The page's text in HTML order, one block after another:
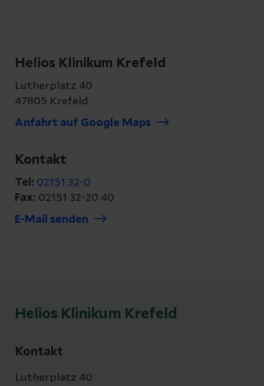
Helios Klinikum Krefeld
Lutherplatz 40
47805 Krefeld
Anfahrt auf Google Maps
Kontakt
Tel: 02151 32-0
Fax: 02151 32-20 40
E-Mail senden
Helios Klinikum Krefeld
Kontakt
Lutherplatz 40